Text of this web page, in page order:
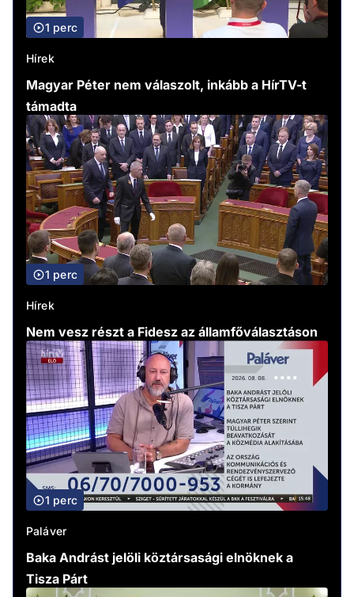
1 perc
Hírek
Magyar Péter nem válaszolt, inkább a HírTV-t
támadta
1 perc
Hírek
Nem vesz részt a Fidesz az államfőválasztáson
1 perc
Paláver
Baka Andrást jelöli köztársasági elnöknek a
Tisza Párt